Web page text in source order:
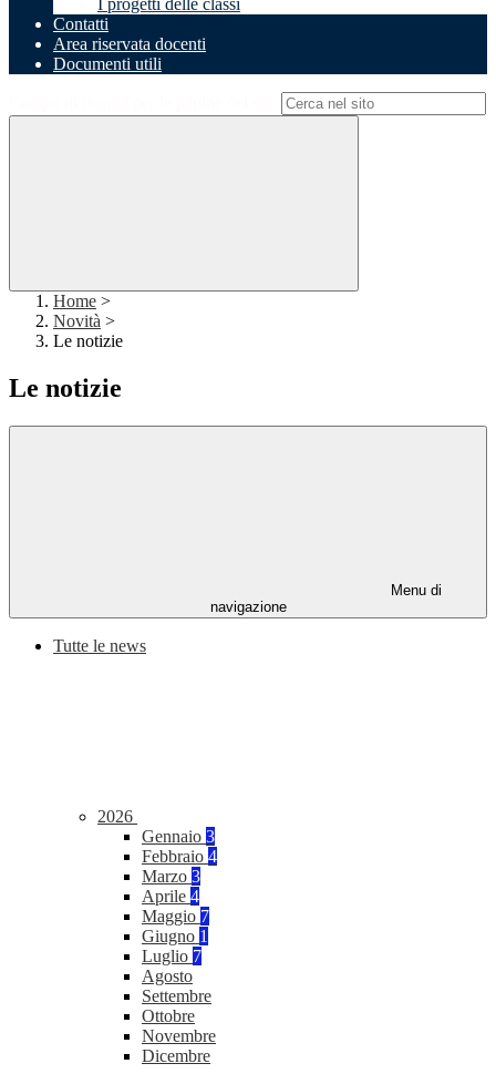
I progetti delle classi
Contatti
Area riservata docenti
Documenti utili
Home >
Novità >
Le notizie
Le notizie
Menu di
navigazione
Tutte le news
2026
Gennaio 3
Febbraio 4
Marzo 3
Aprile 4
Maggio 7
Giugno 1
Luglio 7
Agosto
Settembre
Ottobre
Novembre
Dicembre